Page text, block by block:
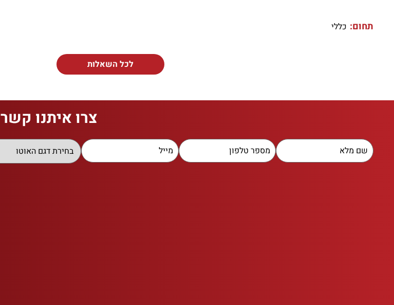
תחום: כללי
לכל השאלות
צרו איתנו קשר